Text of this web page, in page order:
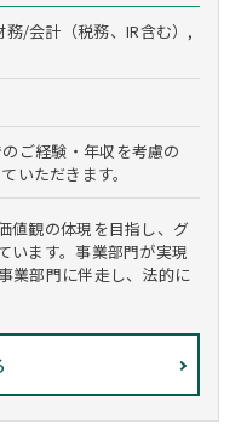
/会計（税務、IR含む）,
ご経験・年収を考慮の
いただきます。
値観の体現を目指し、グ
います。事業部門が実現
業部門に伴走し、法的に